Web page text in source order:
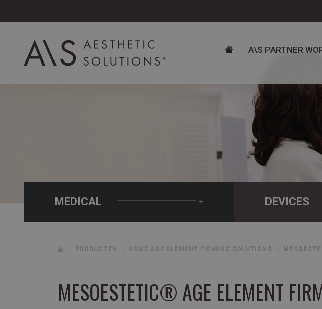
A\S PARTNER
MEDICAL + DEVICES
PRODUCTEN HOME AGE ELEMENT FIRMING SOLUTIONS
MESOESTETIC® AGE ELEMENT